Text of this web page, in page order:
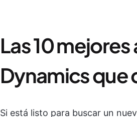
Las 10
Dynamics que
Si está listo para buscar un